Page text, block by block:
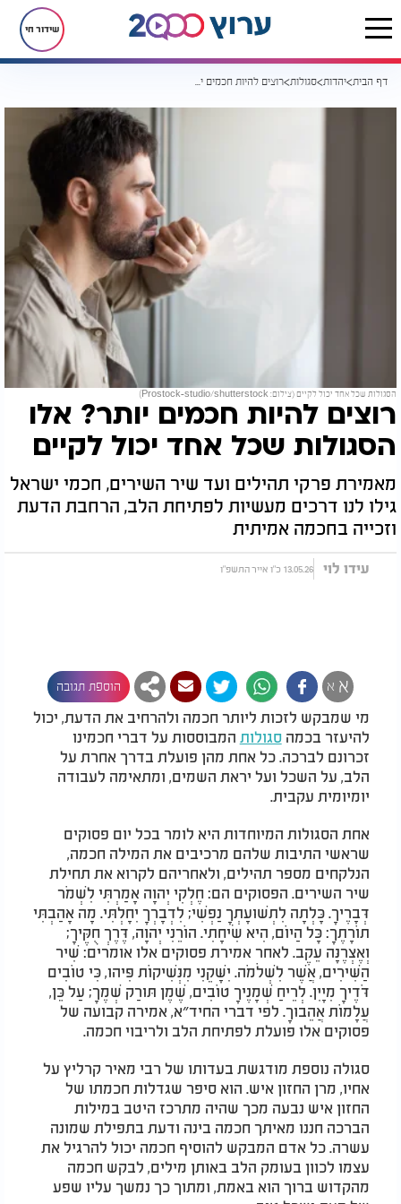
שידור חי
דף הבית יהדות סגולות רוצים להיות חכמים יותר? אלו הסגולות שכל אחד יכול לקיים
הסגולות שכל אחד יכול לקיים (צילום: Prostock-studio/shutterstock)
רוצים להיות חכמים יותר? אלו
הסגולות שכל אחד יכול לקיים
מאמירת פרקי תהילים ועד שיר השירים, חכמי ישראל
גילו לנו דרכים מעשיות לפתיחת הלב, הרחבת הדעת
וזכייה בחכמה אמיתית
עידו לוי 13.05.26 כ"ו אייר התשפ"ו
א א הוספת תגובה
מי שמבקש לזכות ליותר חכמה ולהרחיב את הדעת, יכול
להיעזר בכמהסגולות המבוססות על דברי חכמינו
זכרונם לברכה. כל אחת מהן פועלת בדרך אחרת על
הלב, על השכל ועל יראת השמים, ומתאימה לעבודה
יומיומית עקבית.
אחת הסגולות המיוחדות היא לומר בכל יום פסוקים
שראשי התיבות שלהם מרכיבים את המילה חכמה,
הנלקחים מספר תהילים, ולאחריהם לקרוא את תחילת
שיר השירים. הפסוקים הם: חֶלְקִי יְהוָה אָמַרְתִּי לִשְׁמֹר
דְּבָרֶיךָ. כָּלְתָה לִתְשׁוּעָתְךָ נַפְשִׁי; לִדְבָרְךָ יִחָלְתִּי. מָה אָהַבְתִּי
תוֹרָתֶךָ: כָּל הַיּוֹם, הִיא שִׂיחָתִי. הוֹרֵנִי יְהוָה, דֶּרֶךְ חֻקֶּיךָ;
וְאֶצְּרֶנָּה עֵקֶב. לאחר אמירת פסוקים אלו אומרים: שִׁיר
הַשִּׁירִים, אֲשֶׁר לִשְׁלֹמֹה. יִשָּׁקֵנִי מִנְּשִׁיקוֹת פִּיהוּ, כִּי טוֹבִים
דֹּדֶיךָ מִיָּיִן. לְרֵיחַ שְׁמָנֶיךָ טוֹבִים, שֶׁמֶן תּוּרַק שְׁמֶךָ; עַל כֵּן,
עֲלָמוֹת אֲהֵבוּךָ. לפי דברי החיד״א, אמירה קבועה של
פסוקים אלו פועלת לפתיחת הלב ולריבוי חכמה.
סגולה נוספת מודגשת בעדותו של רבי מאיר קרליץ על
אחיו, מרן החזון איש. הוא סיפר שגדלות חכמתו של
החזון איש נבעה מכך שהיה מתרכז היטב במילות
הברכה חננו מאיתך חכמה בינה ודעת בתפילת שמונה
עשרה. כל אדם המבקש להוסיף חכמה יכול להרגיל את
עצמו לכוון בעומק הלב באותן מילים, לבקש חכמה
מהקדוש ברוך הוא באמת, ומתוך כך נמשך עליו שפע